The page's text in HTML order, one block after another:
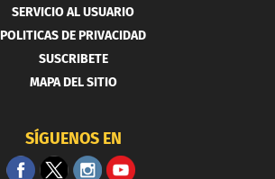
SERVICIO AL USUARIO
POLITICAS DE PRIVACIDAD
SUSCRIBETE
MAPA DEL SITIO
SÍGUENOS EN